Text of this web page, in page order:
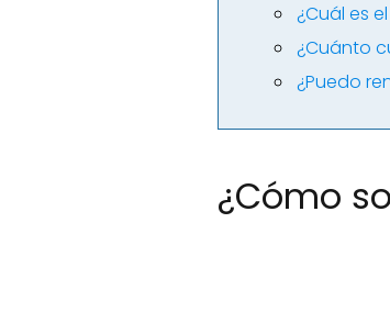
¿Cuál es
¿Cuánto
¿Puedo
¿Cómo